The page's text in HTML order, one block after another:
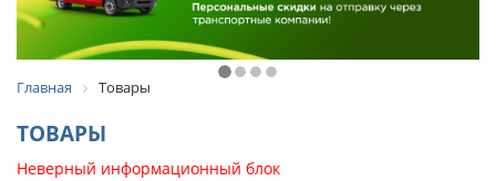
Главная Товары
ТОВАРЫ
Неверный информационный блок